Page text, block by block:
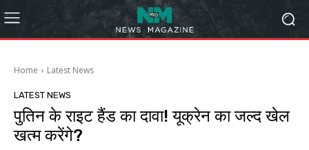
Home Latest News
LATEST NEWS
पुतिन के राइट हैंड का दावा! यूक्रेन का जल्द खेल
खत्म करेंगे?